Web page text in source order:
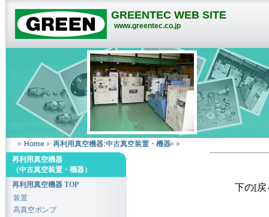
GREENTEC WEB SITE
www.greentec.co.jp
Home 再利用真空機器:中古真空装置・機器
下の[戻
再利用真空機器
（中古真空装置・機器）
再利用真空機器 TOP
装置
高真空ポンプ